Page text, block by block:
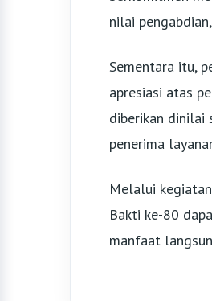
nilai
Sementara itu,
apresiasi atas
diberikan dinilai
penerima
Melalui
Bakti ke-80
manfaat